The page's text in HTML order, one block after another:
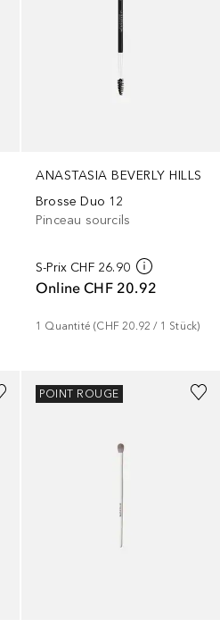
ANASTASIA BEVERLY HILLS
Brosse Duo 12
Pinceau sourcils
S-Prix CHF 26.90
Online CHF 20.92
1 Quantité (CHF 20.92 / 1 Stück)
POINT ROUGE